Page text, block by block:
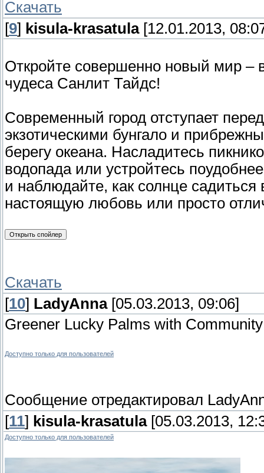
Скачать
[9] kisula-krasatula[12.01.2013,
Откройте совершенно новый мир –
чудеса Санлит Тайдс!
Современный город отступает
экзотическими бунгало и
берегу океана. Насладитесь
водопада или устройтесь
и наблюдайте, как солнце
настоящую любовь или просто
Скачать
[10] LadyAnna[05.03.2013, 09:06]
Greener Lucky Palms with
Доступно только для пользователей
Сообщение отредактировал
[11] kisula-krasatula[05.03.2013,
Доступно только для пользователей